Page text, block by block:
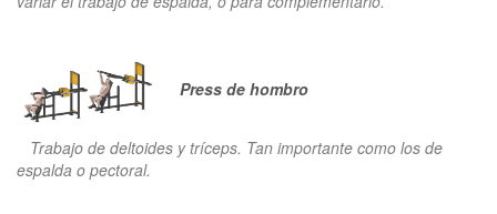
Press de hombro
Trabajo de deltoides y tríceps. Tan importante como los de
espalda o pectoral.